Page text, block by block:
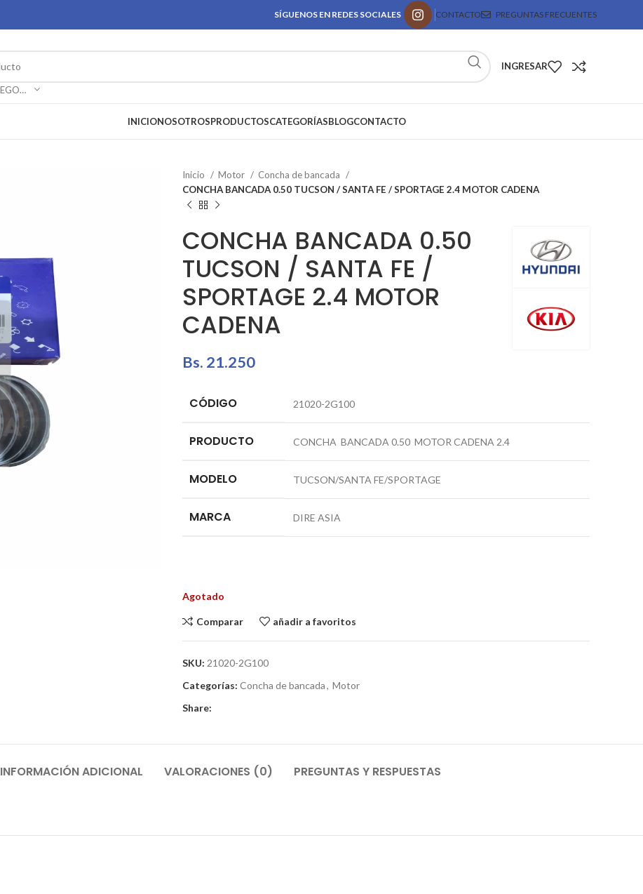
SÍGUENOS EN REDES SOCIALES CONTACTO PREGUNTAS FRECUENTES
SELECCIONAR CATEGORÍA
INGRESAR
INICIONOSOTROSPRODUCTOSCATEGORÍASBLOGCONTACTO
Inicio Motor
Concha de bancada
CONCHA BANCADA 0.50 TUCSON / SANTA FE / SPORTAGE 2.4 MOTOR CADENA
CONCHA BANCADA 0.50
TUCSON / SANTA FE /
SPORTAGE 2.4 MOTOR
CADENA
Bs. 21.250
CÓDIGO 21020-2G100
PRODUCTO CONCHA BANCADA 0.50 MOTOR CADENA 2.4
MODELO TUCSON/SANTA FE/SPORTAGE
MARCA DIRE ASIA
Agotado
Comparar añadir a favoritos
SKU: 21020-2G100
Categorías: Concha de bancada, Motor
Share:
INFORMACIÓN ADICIONAL VALORACIONES (0) PREGUNTAS Y RESPUESTAS